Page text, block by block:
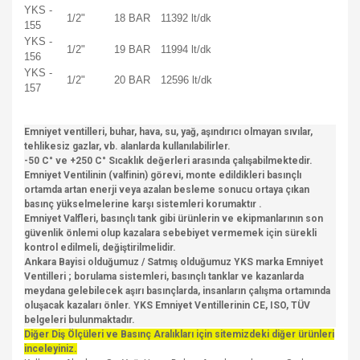
YKS -
155
1/2" 18 BAR
11392 lt/dk
YKS -
156
1/2" 19 BAR
11994 lt/dk
YKS -
157
1/2" 20 BAR 12596 lt/dk
Emniyet ventilleri, buhar, hava, su, yağ, aşındırıcı olmayan sıvılar,
tehlikesiz gazlar, vb. alanlarda kullanılabilirler.
-50 C° ve +250 C° Sıcaklık değerleri arasında çalışabilmektedir.
Emniyet Ventilinin (valfinin) görevi, monte edildikleri basınçlı
ortamda artan enerji veya azalan besleme sonucu ortaya çıkan
basınç yükselmelerine karşı sistemleri korumaktır .
Emniyet Valfleri, basınçlı tank gibi ürünlerin ve ekipmanlarının son
güvenlik önlemi olup kazalara sebebiyet vermemek için sürekli
kontrol edilmeli, değiştirilmelidir.
Ankara Bayisi olduğumuz / Satmış olduğumuz YKS marka Emniyet
Ventilleri ; borulama sistemleri, basınçlı tanklar ve kazanlarda
meydana gelebilecek aşırı basınçlarda, insanların çalışma ortamında
oluşacak kazaları önler. YKS Emniyet Ventillerinin CE, ISO, TÜV
belgeleri bulunmaktadır.
Diğer Diş Ölçüleri ve Basınç Aralıkları için sitemizdeki diğer ürünleri
inceleyiniz.